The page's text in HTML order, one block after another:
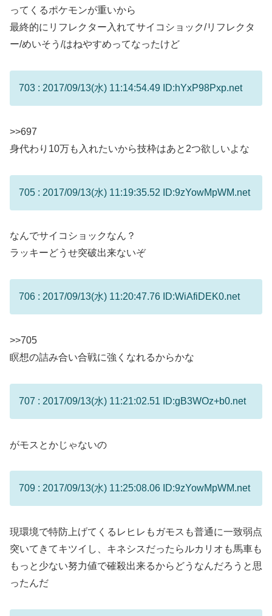
ってくるポケモンが重いから
最終的にリフレクター入れてサイコショック/リフレクタ
ー/めいそう/はねやすめってなったけど
703 : 2017/09/13(水) 11:14:54.49 ID:hYxP98Pxp.net
>>697
身代わり10万も入れたいから技枠はあと2つ欲しいよな
705 : 2017/09/13(水) 11:19:35.52 ID:9zYowMpWM.net
なんでサイコショックなん？
ラッキーどうせ突破出来ないぞ
706 : 2017/09/13(水) 11:20:47.76 ID:WiAfiDEK0.net
>>705
瞑想の詰み合い合戦に強くなれるからかな
707 : 2017/09/13(水) 11:21:02.51 ID:gB3WOz+b0.net
がモスとかじゃないの
709 : 2017/09/13(水) 11:25:08.06 ID:9zYowMpWM.net
現環境で特防上げてくるレヒレもガモスも普通に一致弱点
突いてきてキツイし、キネシスだったらルカリオも馬車も
もっと少ない努力値で確殺出来るからどうなんだろうと思
ったんだ